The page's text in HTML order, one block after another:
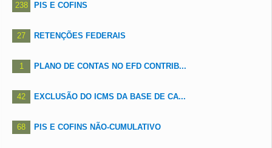
238 PIS E COFINS
27 RETENÇÕES FEDERAIS
1 PLANO DE CONTAS NO EFD CONTRIB...
42 EXCLUSÃO DO ICMS DA BASE DE CA...
68 PIS E COFINS NÃO-CUMULATIVO